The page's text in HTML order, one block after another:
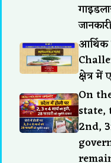
क्षेत्र
On
state,
2nd,